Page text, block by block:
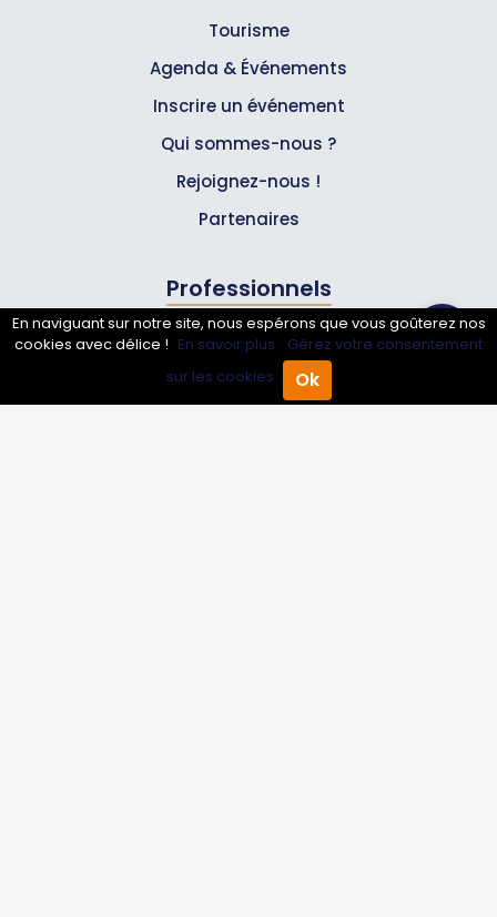
Annuaire Pro Agenda
Tourisme
Agenda & Événements
Inscrire un événement
Qui sommes-nous ?
Rejoignez-nous !
Partenaires
Professionnels
Annuaire pro
Inscrire mon entreprise
En naviguant sur notre site, nous espérons que vous goûterez nos
cookies avec délice ! En savoir plus. Gérez votre consentement
sur les cookies.
Ok